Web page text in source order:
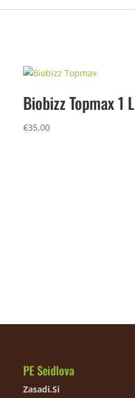
Biobizz Topmax 1 L
€35,00
PE Seidlova
Zasadi.Si